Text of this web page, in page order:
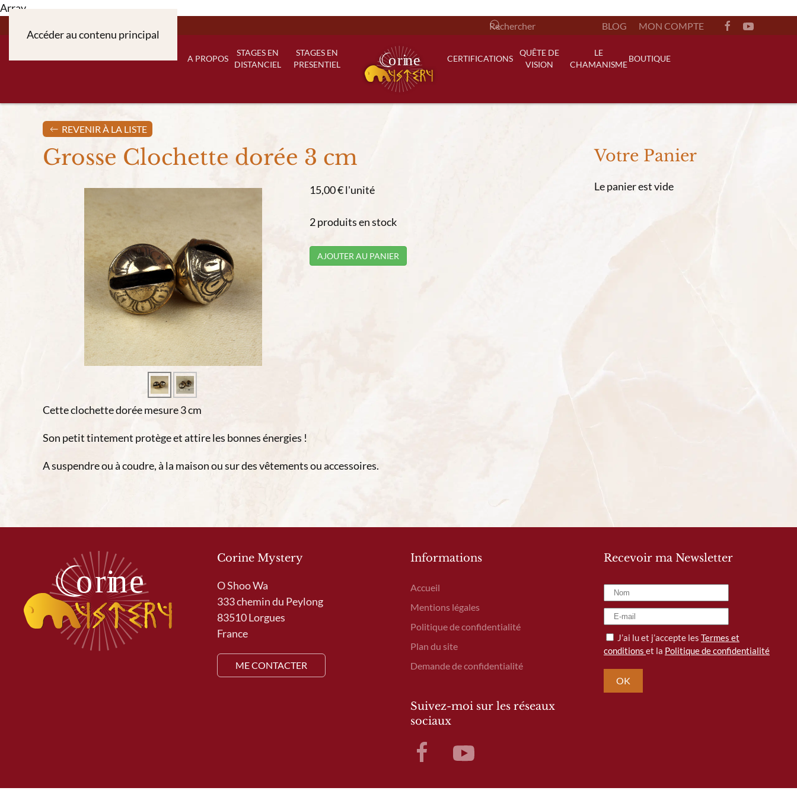
Array
Accéder au contenu principal
BLOG MON COMPTE
A PROPOS
STAGES EN
DISTANCIEL
STAGES EN
PRESENTIEL
CERTIFICATIONS
QUÊTE DE
VISION
LE
CHAMANISME
BOUTIQUE
REVENIR À LA LISTE
Grosse Clochette dorée 3 cm
15,00 €l'unité
2 produits en stock
AJOUTER AU PANIER
Cette clochette dorée mesure 3 cm
Son petit tintement protège et attire les bonnes énergies !
A suspendre ou à coudre, à la maison ou sur des vêtements ou accessoires.
Votre Panier
Le panier est vide
Corine Mystery
O Shoo Wa
333 chemin du Peylong
83510 Lorgues
France
ME CONTACTER
Informations
Accueil
Mentions légales
Politique de confidentialité
Plan du site
Demande de confidentialité
Suivez-moi sur les réseaux
sociaux
Recevoir ma Newsletter
J’ai lu et j’accepte les Termes et
conditions et la Politique de confidentialité
OK